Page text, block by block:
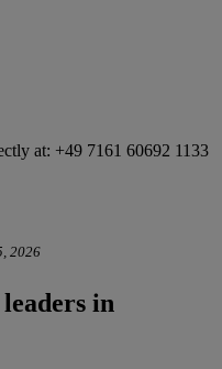
at: +49 7161 60692 1133
2026
in